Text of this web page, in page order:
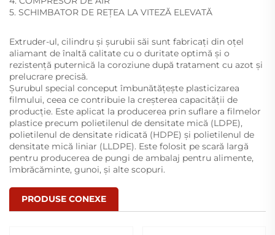
5. SCHIMBATOR DE REȚEA LA VITEZĂ ELEVATĂ
Extruder-ul, cilindru și șurubii săi sunt fabricați din oțel
aliamant de înaltă calitate cu o duritate optimă și o
rezistență puternică la coroziune după tratament cu azot și
prelucrare precisă.
Șurubul special conceput îmbunătățește plasticizarea
filmului, ceea ce contribuie la creșterea capacității de
producție. Este aplicat la producerea prin suflare a filmelor
plastice precum polietilenul de densitate mică (LDPE),
polietilenul de densitate ridicată (HDPE) și polietilenul de
densitate mică liniar (LLDPE). Este folosit pe scară largă
pentru producerea de pungi de ambalaj pentru alimente,
îmbrăcăminte, gunoi, și alte scopuri.
PRODUSE CONEXE